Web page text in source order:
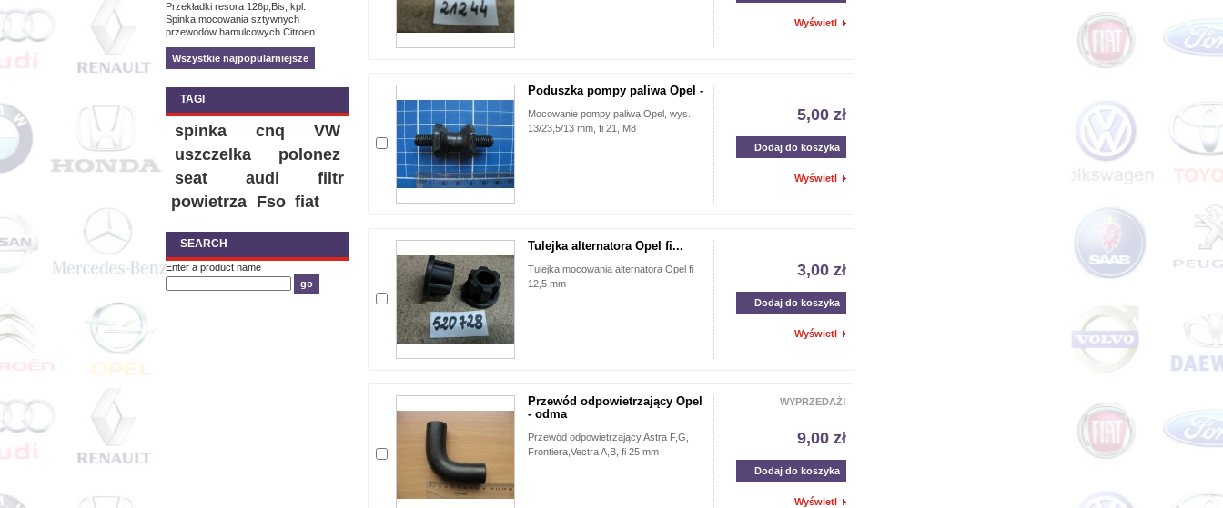
Przekładki resora 126p,Bis, kpl.
Spinka mocowania sztywnych
przewodów hamulcowych Citroen
Wszystkie najpopularniejsze
TAGI
spinka cnq
VW
uszczelka
polonez
seat
audi
filtr
powietrza Fso fiat
SEARCH
Enter a product name
Wyświetl
Poduszka pompy paliwa Opel -
Mocowanie pompy paliwa Opel, wys.
13/23,5/13 mm, fi 21, M8
5,00 zł
Dodaj do koszyka
Wyświetl
Tulejka alternatora Opel fi...
Tulejka mocowania alternatora Opel fi
12,5 mm
3,00 zł
Dodaj do koszyka
Wyświetl
Przewód odpowietrzający Opel
- odma
Przewód odpowietrzający Astra F,G,
Frontiera,Vectra A,B, fi 25 mm
WYPRZEDAŻ!
9,00 zł
Dodaj do koszyka
Wyświetl